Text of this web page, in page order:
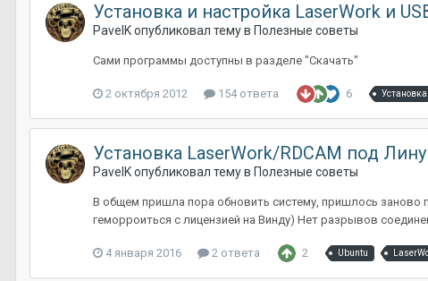
Установка и настройка LaserWork и
PavelKопубликовал тему в Полезные советы
Сами программы доступны в разделе "Скачать"
2 октября 2012 154 ответа 6
Установка LaserWork/RDCAM под
PavelKопубликовал тему в Полезные советы
В общем пришла пора обновить систему, пришлось заново
геморроиться с лицензией на Винду) Нет разрывов
4 января 2016 2 ответа 2 Ubuntu